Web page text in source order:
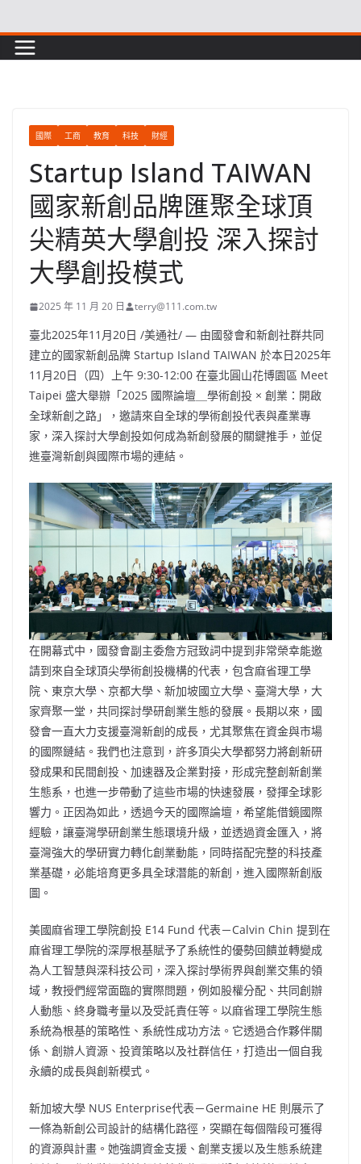
to
content
國際 工商 教育 科技 財經
Startup Island TAIWAN
國家新創品牌匯聚全球頂
尖精英大學創投 深入探討
大學創投模式
2025 年 11 月 20 日 terry@111.com.tw
臺北2025年11月20日 /美通社/ — 由國發會和新創社群共同
建立的國家新創品牌 Startup Island TAIWAN 於本日2025年
11月20日（四）上午 9:30-12:00 在臺北圓山花博園區 Meet
Taipei 盛大舉辦「2025 國際論壇＿學術創投 × 創業：開啟
全球新創之路」，邀請來自全球的學術創投代表與產業專
家，深入探討大學創投如何成為新創發展的關鍵推手，並促
進臺灣新創與國際市場的連結。
在開幕式中，國發會副主委詹方冠致詞中提到非常榮幸能邀
請到來自全球頂尖學術創投機構的代表，包含麻省理工學
院、東京大學、京都大學、新加坡國立大學、臺灣大學，大
家齊聚一堂，共同探討學研創業生態的發展。長期以來，國
發會一直大力支援臺灣新創的成長，尤其聚焦在資金與市場
的國際鏈結。我們也注意到，許多頂尖大學都努力將創新研
發成果和民間創投、加速器及企業對接，形成完整創新創業
生態系，也進一步帶動了這些市場的快速發展，發揮全球影
響力。正因為如此，透過今天的國際論壇，希望能借鏡國際
經驗，讓臺灣學研創業生態環境升級，並透過資金匯入，將
臺灣強大的學研實力轉化創業動能，同時搭配完整的科技產
業基礎，必能培育更多具全球潛能的新創，進入國際新創版
圖。
美國麻省理工學院創投 E14 Fund 代表－Calvin Chin 提到在
麻省理工學院的深厚根基賦予了系統性的優勢回饋並轉變成
為人工智慧與深科技公司，深入探討學術界與創業交集的領
域，教授們經常面臨的實際問題，例如股權分配、共同創辦
人動態、終身職考量以及受託責任等。以麻省理工學院生態
系統為根基的策略性、系統性成功方法。它透過合作夥伴關
係、創辦人資源、投資策略以及社群信任，打造出一個自我
永續的成長與創新模式。
新加坡大學 NUS Enterprise代表－Germaine HE 則展示了
一條為新創公司設計的結構化路徑，突顯在每個階段可獲得
的資源與計畫。她強調資金支援、創業支援以及生態系統建